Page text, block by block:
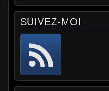
SUIVEZ-MOI